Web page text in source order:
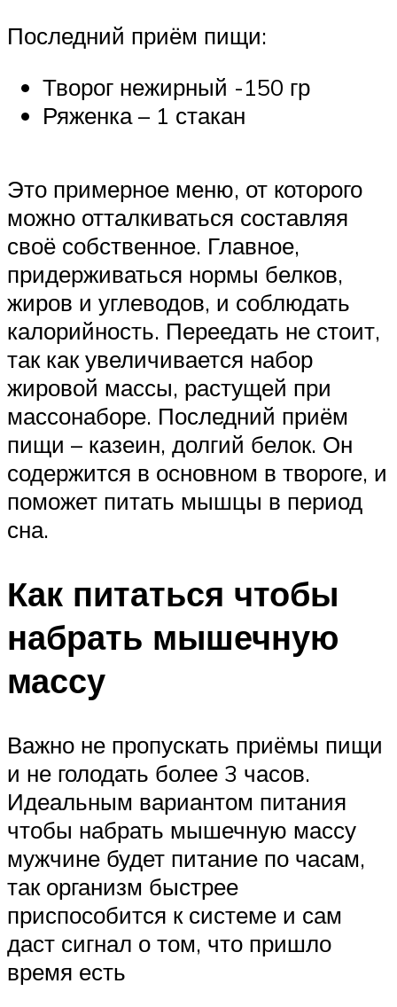
Последний приём пищи:
Творог нежирный -150 гр
Ряженка – 1 стакан
Это примерное меню, от которого
можно отталкиваться составляя
своё собственное. Главное,
придерживаться нормы белков,
жиров и углеводов, и соблюдать
калорийность. Переедать не стоит,
так как увеличивается набор
жировой массы, растущей при
массонаборе. Последний приём
пищи – казеин, долгий белок. Он
содержится в основном в твороге, и
поможет питать мышцы в период
сна.
Как питаться чтобы
набрать мышечную
массу
Важно не пропускать приёмы пищи
и не голодать более 3 часов.
Идеальным вариантом питания
чтобы набрать мышечную массу
мужчине будет питание по часам,
так организм быстрее
приспособится к системе и сам
даст сигнал о том, что пришло
время есть